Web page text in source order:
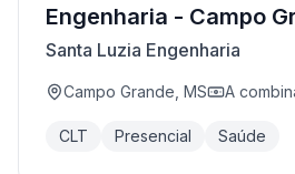
Engenharia - Campo
Santa Luzia Engenharia
Campo Grande, MS A
CLT Presencial Saúde